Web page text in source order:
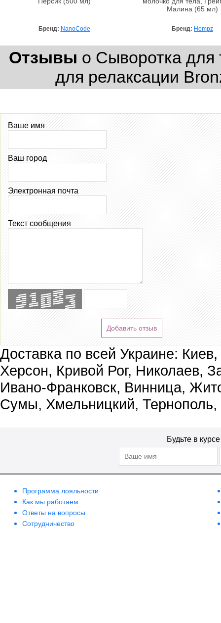
Бренд: NanoCode
Малина (65 мл)
Бренд: Hempz
Отзывы о Сыворотка
для релаксации
Ваше имя
Ваш город
Электронная почта
Текст сообщения
Добавить отзыв
Доставка по всей Украине:
Херсон, Кривой Рог, Николаев,
Ивано-Франковск, Винница,
Сумы, Хмельницкий, Тернополь,
Будьте в
Программа лояльности
Как мы работаем
Ответы на вопросы
Сотрудничество